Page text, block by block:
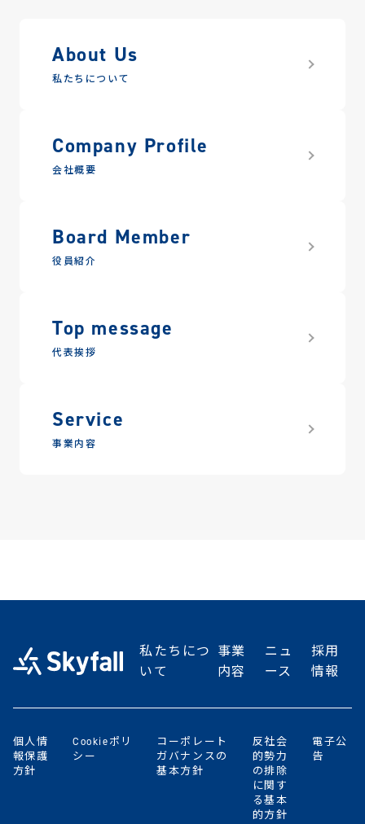
About Us
私たちについて
Company Profile
会社概要
Board Member
役員紹介
Top message
代表挨拶
Service
事業内容
私たちにつ
いて
事業
内容
ニュ
ース
採用
情報
個人情
報保護
方針
Cookieポリ
シー
コーポレート
ガバナンスの
基本方針
反社会
的勢力
の排除
に関す
る基本
的方針
電子公
告